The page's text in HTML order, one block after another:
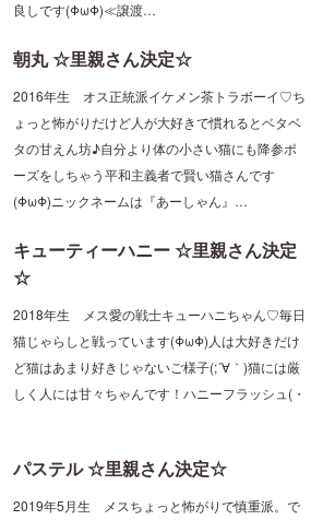
2016年生 オス正統派イケメン茶トラボーイ♡ち
ょっと怖がりだけど人が大好きで慣れるとベタベ
タの甘えん坊♪自分より体の小さい猫にも降参ポ
ーズをしちゃう平和主義者で賢い猫さんです
(ΦωΦ)ニックネームは『あーしゃん』…
☆
2018年生 メス愛の戦士キューハニちゃん♡毎日
猫じゃらしと戦っています(ΦωΦ)人は大好きだけ
ど猫はあまり好きじゃないご様子(;´∀｀)猫には厳
しく人には甘々ちゃんです！ハニーフラッシュ(・
2019年5月生 メスちょっと怖がりで慎重派。で
も実はとっても甘えん坊♪撫でているとグルグル